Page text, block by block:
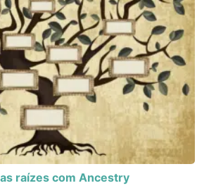
raízes com Ancestry